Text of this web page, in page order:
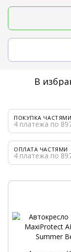
В
ПОКУПКА ЧАСТЯМИ
4 платежа по
ОПЛАТА ЧАСТЯМИ
4 платежа по